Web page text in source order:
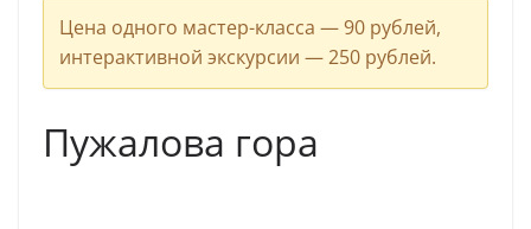
Цена одного мастер-класса — 90 рублей,
интерактивной экскурсии — 250 рублей.
Пужалова гора